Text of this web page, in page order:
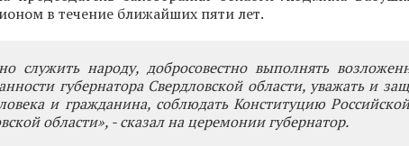
в течение ближайших пяти лет.
служить народу, добросовестно выполнять
губернатора Свердловской области, уважать и
и гражданина, соблюдать Конституцию
области», - сказал на церемонии губернатор.